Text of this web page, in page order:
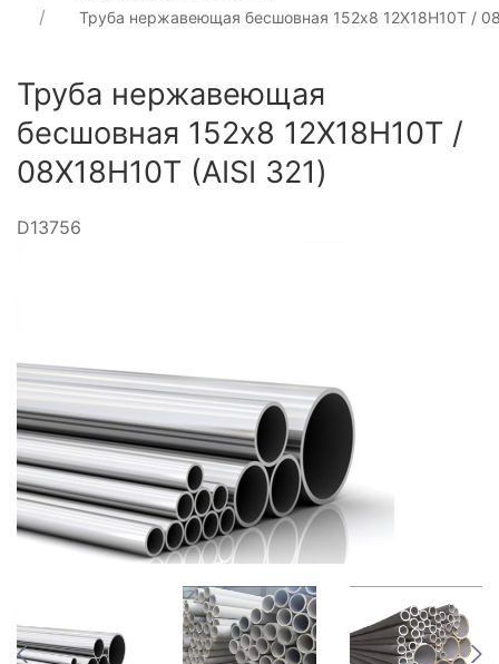
Труба нержавеющая бесшовная 152х8 12Х18Н10Т /
Труба нержавеющая
бесшовная 152х8 12Х18Н10Т /
08Х18Н10Т (AISI 321)
D13756